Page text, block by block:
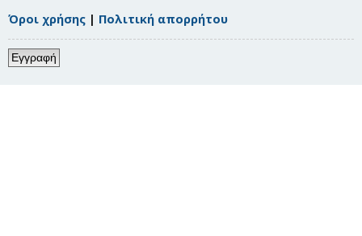
Όροι χρήσης | Πολιτική απορρήτου
Εγγραφή